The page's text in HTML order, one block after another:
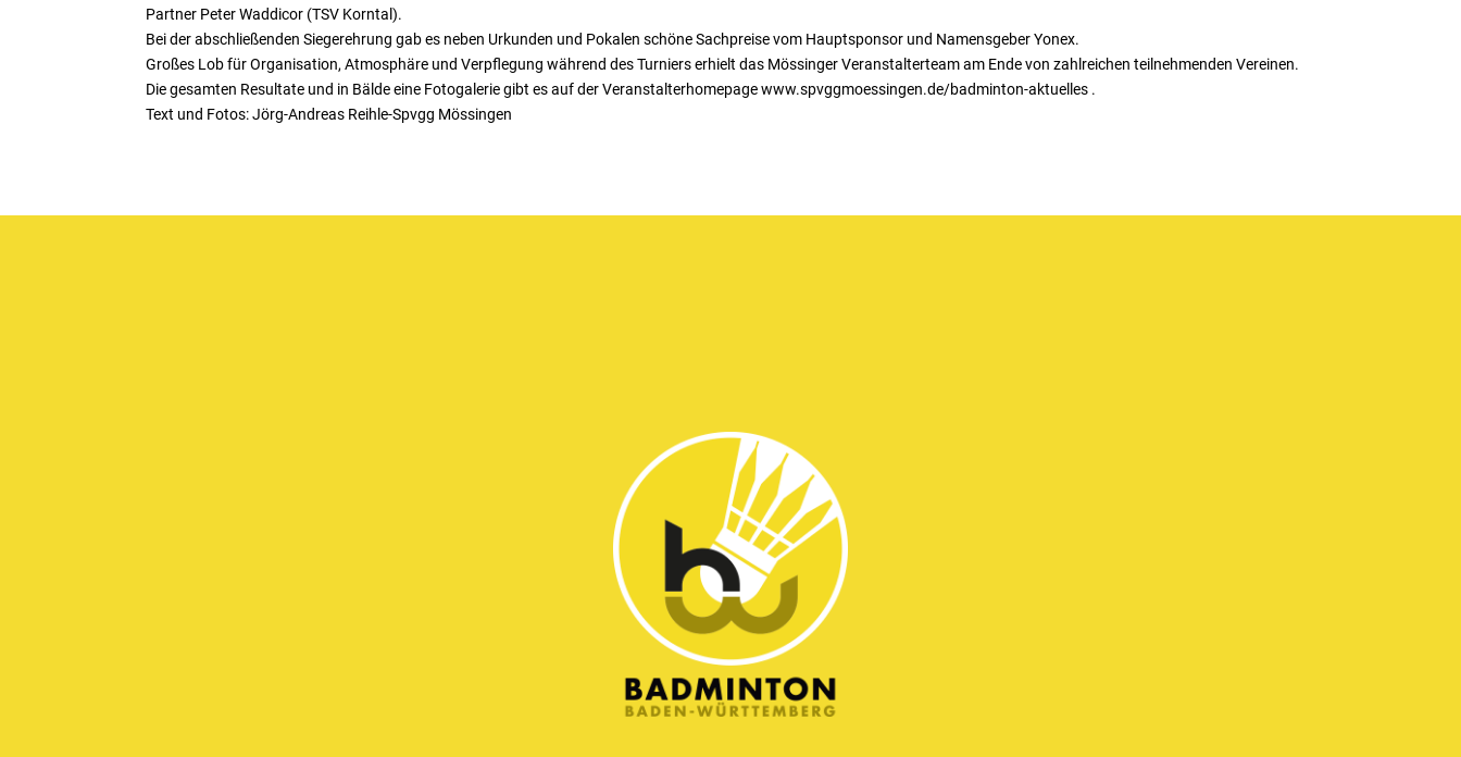
Partner Peter Waddicor (TSV Korntal).
Bei der abschließenden Siegerehrung gab es neben Urkunden und Pokalen schöne Sachpreise vom Hauptsponsor und Namensgeber Yonex.
Großes Lob für Organisation, Atmosphäre und Verpflegung während des Turniers erhielt das Mössinger Veranstalterteam am Ende von zahlreichen teilnehmenden Vereinen.
Die gesamten Resultate und in Bälde eine Fotogalerie gibt es auf der Veranstalterhomepage www.spvggmoessingen.de/badminton-aktuelles .
Text und Fotos: Jörg-Andreas Reihle-Spvgg Mössingen